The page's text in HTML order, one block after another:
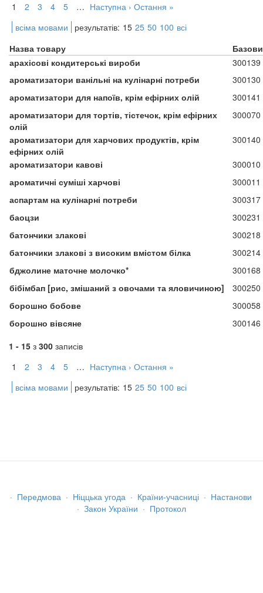
1
2 3 4 5 … Наступна › Остання »
всіма мовами
результатів: 15 25 50 100 всі
Назва товару
арахісові кондитерські вироби
300139
ароматизатори ванільні на кулінарні потреби
300130
ароматизатори для напоїв, крім ефірних олій
300141
ароматизатори для тортів, тістечок, крім ефірних
олій
300070
ароматизатори для харчових продуктів, крім
ефірних олій
300140
ароматизатори кавові
300010
ароматичні суміші харчові
300011
аспартам на кулінарні потреби
300317
баоцзи
300231
батончики злакові
300218
батончики злакові з високим вмістом білка
300214
бджолине маточне молочко*
300168
бібімбап [рис, змішаний з овочами та яловичиною]
300250
борошно бобове
300058
борошно вівсяне
300146
1 - 15 з 300 записів
1
2 3 4 5 … Наступна › Остання »
всіма мовами
результатів: 15 25 50 100 всі
· Передмова · Ніццька угода · Країни-учасниці · Настанови
· Закон України · Протокол